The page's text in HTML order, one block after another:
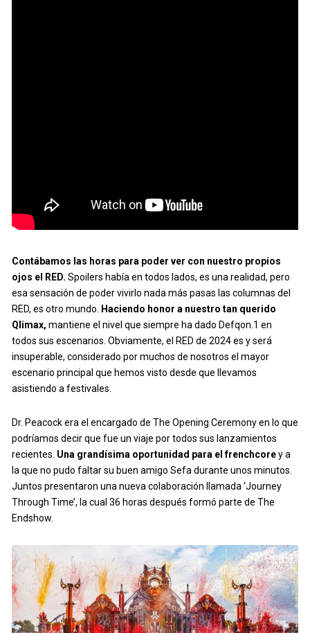
Contábamos las horas para poder ver con nuestro propios
ojos el RED. Spoilers había en todos lados, es una realidad, pero
esa sensación de poder vivirlo nada más pasas las columnas del
RED, es otro mundo.
Haciendo honor a nuestro tan querido
Qlimax, mantiene el nivel que siempre ha dado Defqon.1 en
todos sus escenarios. Obviamente, el RED de 2024 es y será
insuperable, considerado por muchos de nosotros el mayor
escenario principal que hemos visto desde que llevamos
asistiendo a festivales.
Dr. Peacock era el encargado de The Opening Ceremony en lo que
podríamos decir que fue un viaje por todos sus lanzamientos
recientes. Una grandísima oportunidad para el frenchcorey a
la que no pudo faltar su buen amigo Sefa durante unos minutos.
Juntos presentaron una nueva colaboración llamada ‘Journey
Through Time’, la cual 36 horas después formó parte de The
Endshow.